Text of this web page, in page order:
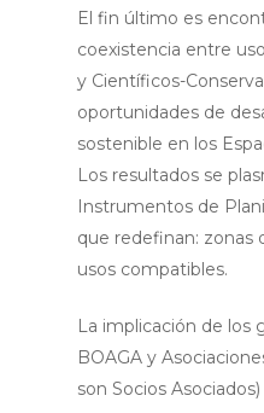
El fin último es
coexistencia entre
y Científicos-
oportunidades de
sostenible en los
Los resultados se
Instrumentos de
que redefinan: zonas
usos compatibles.
La implicación de los
BOAGA y
son Socios